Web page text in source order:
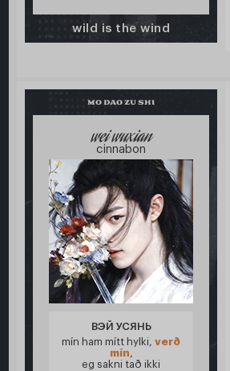
wild is the wind
MO DAO ZU SHI
wei wuxian
cinnabon
ВЭЙ УСЯНЬ
mín ham mítt hylki, verð
mín,
eg sakni tað ikki